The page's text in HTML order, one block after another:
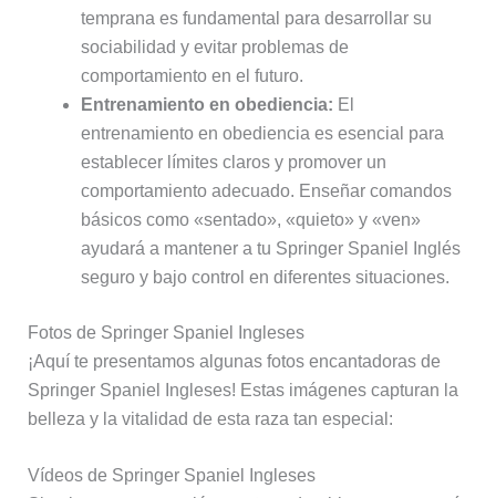
temprana es fundamental para desarrollar su
sociabilidad y evitar problemas de
comportamiento en el futuro.
Entrenamiento en obediencia: El
entrenamiento en obediencia es esencial para
establecer límites claros y promover un
comportamiento adecuado. Enseñar comandos
básicos como «sentado», «quieto» y «ven»
ayudará a mantener a tu Springer Spaniel Inglés
seguro y bajo control en diferentes situaciones.
Fotos de Springer Spaniel Ingleses
¡Aquí te presentamos algunas fotos encantadoras de
Springer Spaniel Ingleses! Estas imágenes capturan la
belleza y la vitalidad de esta raza tan especial:
Vídeos de Springer Spaniel Ingleses